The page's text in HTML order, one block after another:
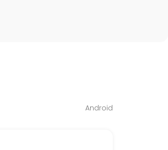
Android